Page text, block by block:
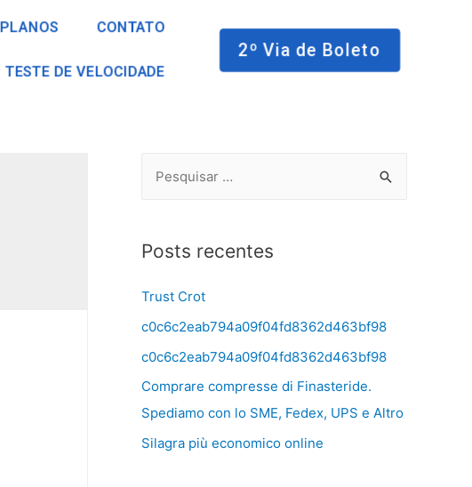
PLANOS CONTATO
TESTE DE VELOCIDADE
2º Via de Boleto
Posts recentes
Trust Crot
c0c6c2eab794a09f04fd8362d463bf98
c0c6c2eab794a09f04fd8362d463bf98
Comprare compresse di Finasteride.
Spediamo con lo SME, Fedex, UPS e Altro
Silagra più economico online